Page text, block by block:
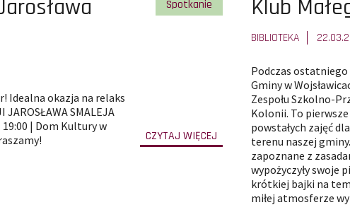
Pokaż wszystkie artykuły z kategorii
Spotkanie
Idealna okazja na relaks
SMALEJA
19:00 | Dom Kultury w
CZYTAJ WIĘCEJ-
przejdź
artykułu
Jarosława
Pokaż
całą
treść
artykułu:
Klub
BIBLIOTEKA
Podczas
Gminy w
Zespołu Szkolno-
Kolonii. To
powstałych zajęć
terenu naszej
zapoznane z
wypożyczyły swoje
krótkiej bajki na
miłej atmosferze